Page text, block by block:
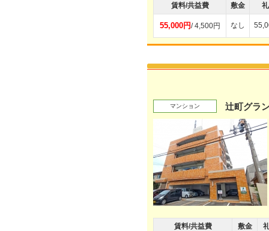
賃料/共益費 敷金
55,000円/ 4,500円 なし
マンション 辻町グラ
賃料/共益費 敷金